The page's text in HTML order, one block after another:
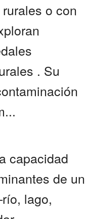
o con
. Su
capacidad
de un
lago,